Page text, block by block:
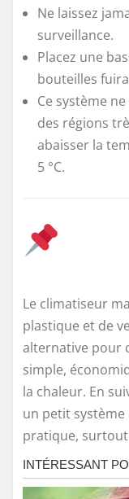
Ne laissez
surveillance.
Placez une
bouteilles
Ce système
des régions
abaisser la
5 °C.
Le climatiseur
plastique et de
alternative pour
simple,
la chaleur. En
un petit
pratique,